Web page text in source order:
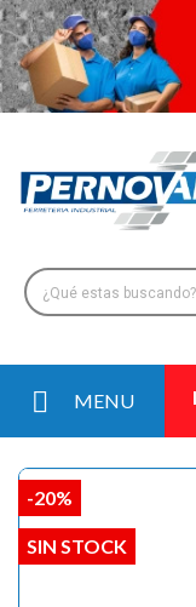
MENU
-20%
SIN STOCK